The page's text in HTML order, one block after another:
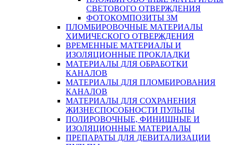
СВЕТОВОГО ОТВЕРЖДЕНИЯ
ФОТОКОМПОЗИТЫ 3М
ПЛОМБИРОВОЧНЫЕ МАТЕРИАЛЫ
ХИМИЧЕСКОГО ОТВЕРЖДЕНИЯ
ВРЕМЕННЫЕ МАТЕРИАЛЫ И
ИЗОЛЯЦИОННЫЕ ПРОКЛАДКИ
МАТЕРИАЛЫ ДЛЯ ОБРАБОТКИ
КАНАЛОВ
МАТЕРИАЛЫ ДЛЯ ПЛОМБИРОВАНИЯ
КАНАЛОВ
МАТЕРИАЛЫ ДЛЯ СОХРАНЕНИЯ
ЖИЗНЕСПОСОБНОСТИ ПУЛЬПЫ
ПОЛИРОВОЧНЫЕ, ФИНИШНЫЕ И
ИЗОЛЯЦИОННЫЕ МАТЕРИАЛЫ
ПРЕПАРАТЫ ДЛЯ ДЕВИТАЛИЗАЦИИ